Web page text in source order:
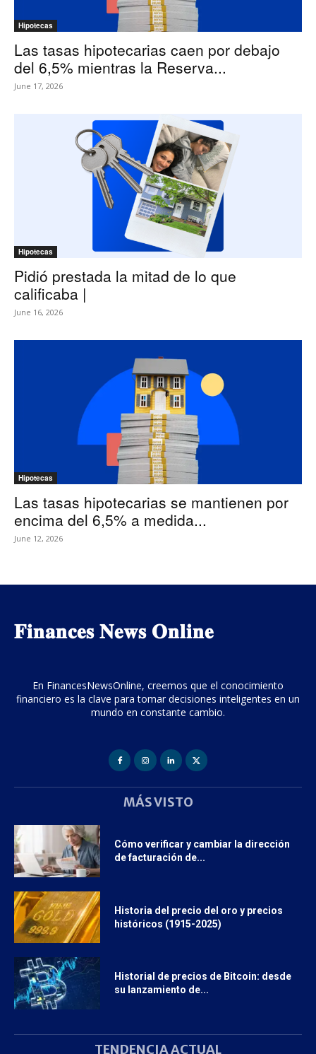
Hipotecas
Las tasas hipotecarias caen por debajo
del 6,5% mientras la Reserva...
June 17, 2026
Hipotecas
Pidió prestada la mitad de lo que
calificaba |
June 16, 2026
Hipotecas
Las tasas hipotecarias se mantienen por
encima del 6,5% a medida...
June 12, 2026
𝐅𝐢𝐧𝐚𝐧𝐜𝐞𝐬 𝐍𝐞𝐰𝐬 𝐎𝐧𝐥𝐢𝐧𝐞
En FinancesNewsOnline, creemos que el conocimiento
financiero es la clave para tomar decisiones inteligentes en un
mundo en constante cambio.
MÁS VISTO
Cómo verificar y cambiar la dirección
de facturación de...
Historia del precio del oro y precios
históricos (1915-2025)
Historial de precios de Bitcoin: desde
su lanzamiento de...
TENDENCIA ACTUAL